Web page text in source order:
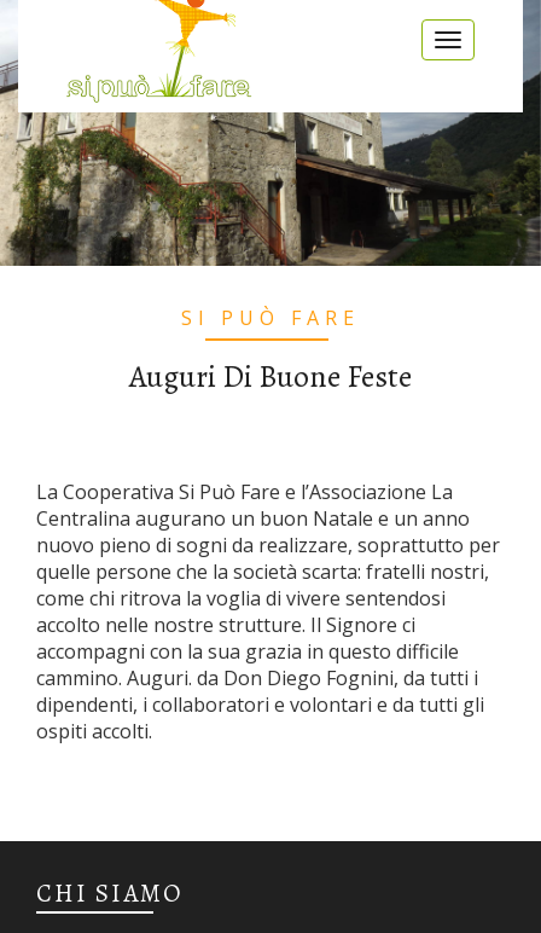
Salta al contenuto principale
Toggle
SI PUÒ FARE
Auguri Di Buone Feste
La Cooperativa Si Può Fare e l’Associazione La
Centralina augurano un buon Natale e un anno
nuovo pieno di sogni da realizzare, soprattutto per
quelle persone che la società scarta: fratelli nostri,
come chi ritrova la voglia di vivere sentendosi
accolto nelle nostre strutture. Il Signore ci
accompagni con la sua grazia in questo difficile
cammino. Auguri. da Don Diego Fognini, da tutti i
dipendenti, i collaboratori e volontari e da tutti gli
ospiti accolti.
CHI SIAMO